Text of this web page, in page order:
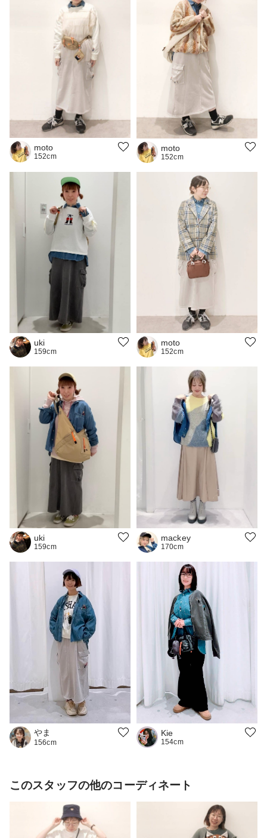
moto
152cm
moto
152cm
uki
159cm
moto
152cm
uki
159cm
mackey
170cm
やま
156cm
Kie
154cm
このスタッフの他のコーディネート